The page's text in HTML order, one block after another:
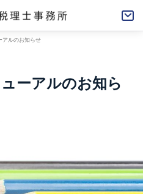
アルのお知らせ
ーアルのお知ら